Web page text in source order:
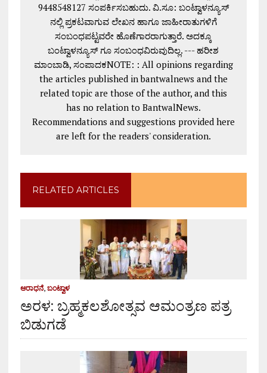
9448548127 ಸಂಪರ್ಕಿಸಬಹುದು. ವಿ.ಸೂ: ಬಂಟ್ವಾಳನ್ಯೂಸ್
ನಲ್ಲಿ ಪ್ರಕಟವಾಗುವ ಲೇಖನ ಹಾಗೂ ಜಾಹೀರಾತುಗಳಿಗೆ
ಸಂಬಂಧಪಟ್ಟವರೇ ಹೊಣೆಗಾರರಾಗುತ್ತಾರೆ. ಅದಕ್ಕೂ
ಬಂಟ್ವಾಳನ್ಯೂಸ್ ಗೂ ಸಂಬಂಧವಿರುವುದಿಲ್ಲ. --- ಹರೀಶ
ಮಾಂಬಾಡಿ, ಸಂಪಾದಕNOTE: : All opinions regarding
the articles published in bantwalnews and the
related topic are those of the author, and this
has no relation to BantwalNews.
Recommendations and suggestions provided here
are left for the readers' consideration.
RELATED ARTICLES
ಆರಾಧನೆ, ಬಂಟ್ವಾಳ
ಅರಳ: ಬ್ರಹ್ಮಕಲಶೋತ್ಸವ ಆಮಂತ್ರಣ ಪತ್ರ
ಬಿಡುಗಡೆ